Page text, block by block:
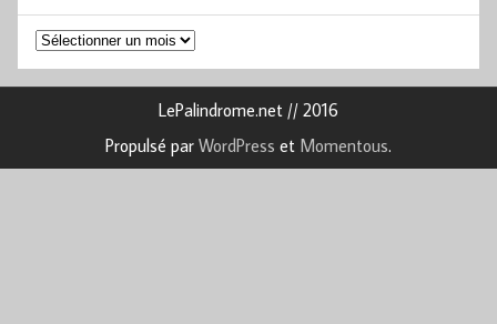
Archives
LePalindrome.net // 2016
Propulsé par WordPress et Momentous.